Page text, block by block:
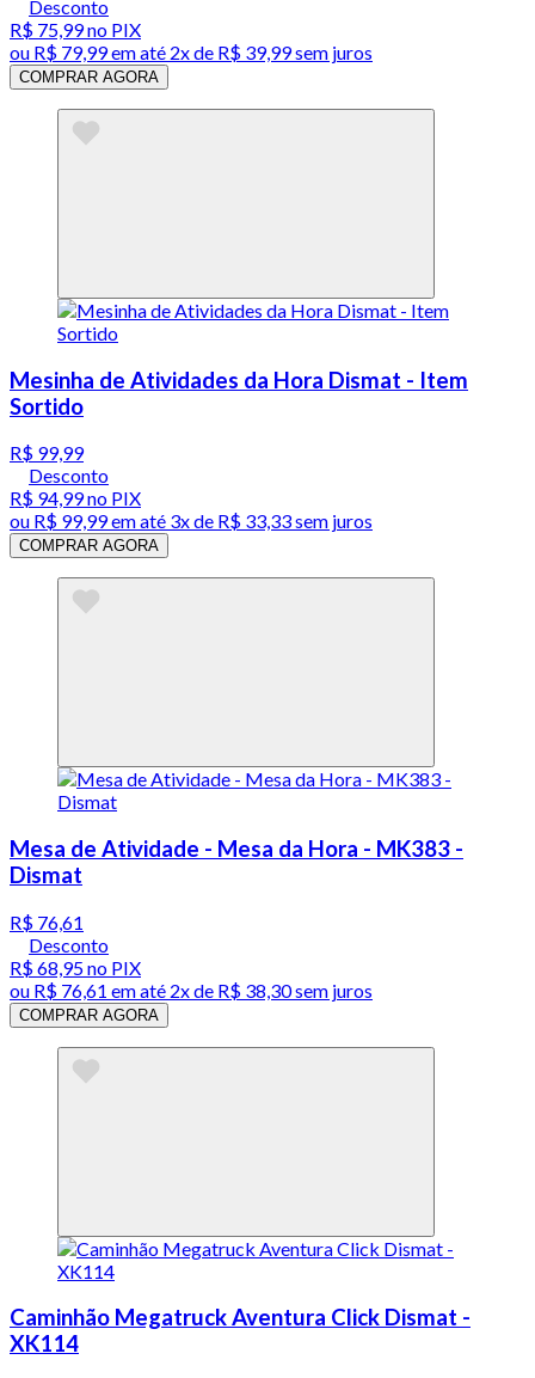
Desconto
R$ 75,99no PIX
ou R$ 79,99em até 2x de R$ 39,99 sem juros
COMPRAR AGORA
Mesinha de Atividades da Hora Dismat - Item
Sortido
R$ 99,99
Desconto
R$ 94,99no PIX
ou R$ 99,99em até 3x de R$ 33,33 sem juros
COMPRAR AGORA
Mesa de Atividade - Mesa da Hora - MK383 -
Dismat
R$ 76,61
Desconto
R$ 68,95no PIX
ou R$ 76,61 em até 2x de R$ 38,30 sem juros
COMPRAR AGORA
Caminhão Megatruck Aventura Click Dismat -
XK114